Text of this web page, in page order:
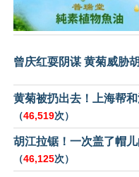
曾庆红耍阴谋 黄菊威胁
黄菊被扔出去！上海帮
（46,519次）
胡江拉锯！一次盖了帽
（46,125次）